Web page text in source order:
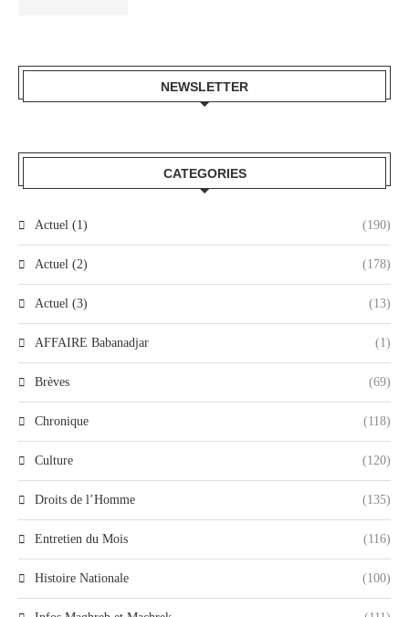
NEWSLETTER
CATEGORIES
Actuel (1) (190)
Actuel (2) (178)
Actuel (3) (13)
AFFAIRE Babanadjar (1)
Brèves (69)
Chronique (118)
Culture (120)
Droits de l’Homme (135)
Entretien du Mois (116)
Histoire Nationale (100)